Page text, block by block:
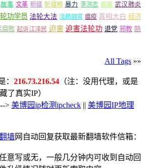
故事 文革 新疆 新疆棉 暴力 李洪志 欺骗 武汉肺炎
功学员 法轮大法 活摘器官 瘟疫 真相大白 经济
腐败 起诉江泽民 迫害 迫害法轮功 退党 邪教 酷
All Tags »»
： 216.73.216.54 （注：没用代理，或是
了真实IP）
> 美博园ip检测ipcheck
美博园IP地理
墙网自动回复获取最新翻墙软件信箱：
意写或无，一般几分钟内可收到自动回